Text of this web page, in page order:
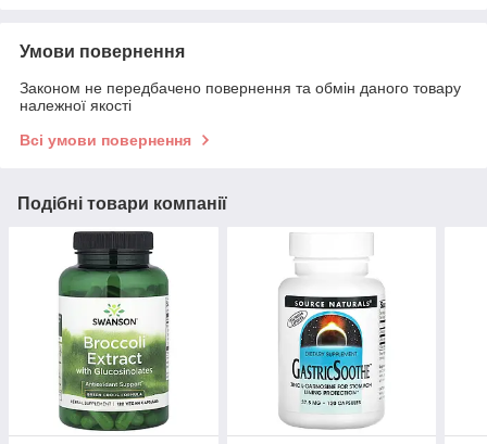
Умови повернення
Законом не передбачено повернення та обмін даного товару
належної якості
Всі умови повернення
Подібні товари компанії